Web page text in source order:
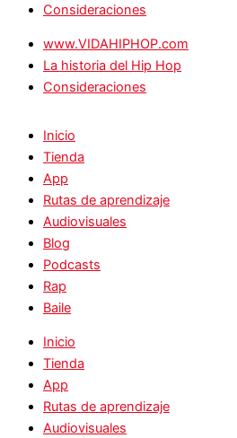
Consideraciones
www.VIDAHIPHOP.com
La historia del Hip Hop
Consideraciones
Inicio
Tienda
App
Rutas de aprendizaje
Audiovisuales
Blog
Podcasts
Rap
Baile
Inicio
Tienda
App
Rutas de aprendizaje
Audiovisuales